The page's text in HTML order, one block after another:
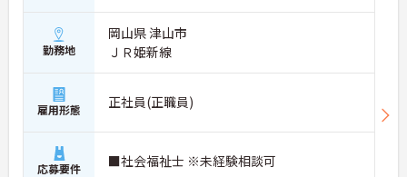
勤務地
岡山県 津山市
ＪＲ姫新線
雇用形態 正社員(正職員)
応募要件 ■社会福祉士 ※未経験相談可